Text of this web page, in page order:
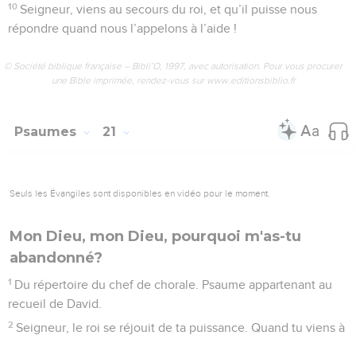
10 Seigneur, viens au secours du roi, et qu’il puisse nous
répondre quand nous l’appelons à l’aide !
© Société biblique française – Bibli’O, 1997, avec autorisation. Pour vous procurer
une Bible imprimée, rendez-vous sur www.editionsbiblio.fr
Psaumes 21
Seuls les Évangiles sont disponibles en vidéo pour le moment.
Mon Dieu, mon Dieu, pourquoi m'as-tu
abandonné?
1 Du répertoire du chef de chorale. Psaume appartenant au
recueil de David.
2 Seigneur, le roi se réjouit de ta puissance. Quand tu viens à